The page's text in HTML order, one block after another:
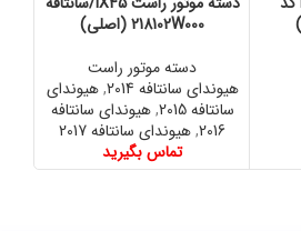
218102W000 (اصلی)
دسته موتور راست
هیوندای سانتافه 2014
,هیوندای
سانتافه 2015
,هیوندای سانتافه
2016
,هیوندای سانتافه 2017
تماس بگیرید